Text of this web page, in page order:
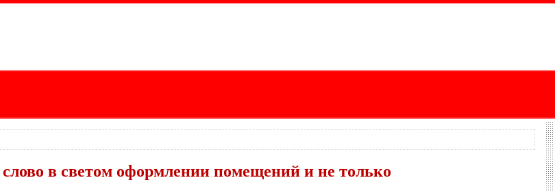
слово в светом оформлении помещений и не только